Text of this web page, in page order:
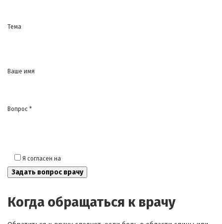
Тема
Ваше имя
Вопрос *
Я согласен на
Когда обращаться к врачу